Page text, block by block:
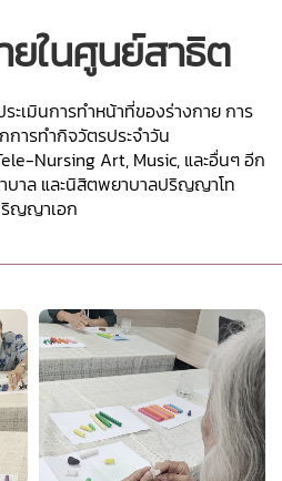
ในศูนย์สาธิต
ะเมินการทําหน้าที่ของร่างกาย การ
ารทํากิจวัตรประจําวัน
Nursing Art, Music, และอื่นๆ อีก
บาล และนิสิตพยาบาลปริญญาโท
ญญาเอก